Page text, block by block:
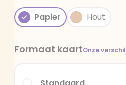
Papier Hout
Formaat kaartOnze